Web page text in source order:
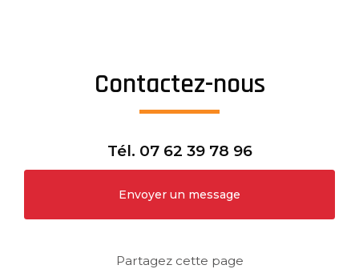
Contactez-nous
Tél. 07 62 39 78 96
Envoyer un message
Partagez cette page